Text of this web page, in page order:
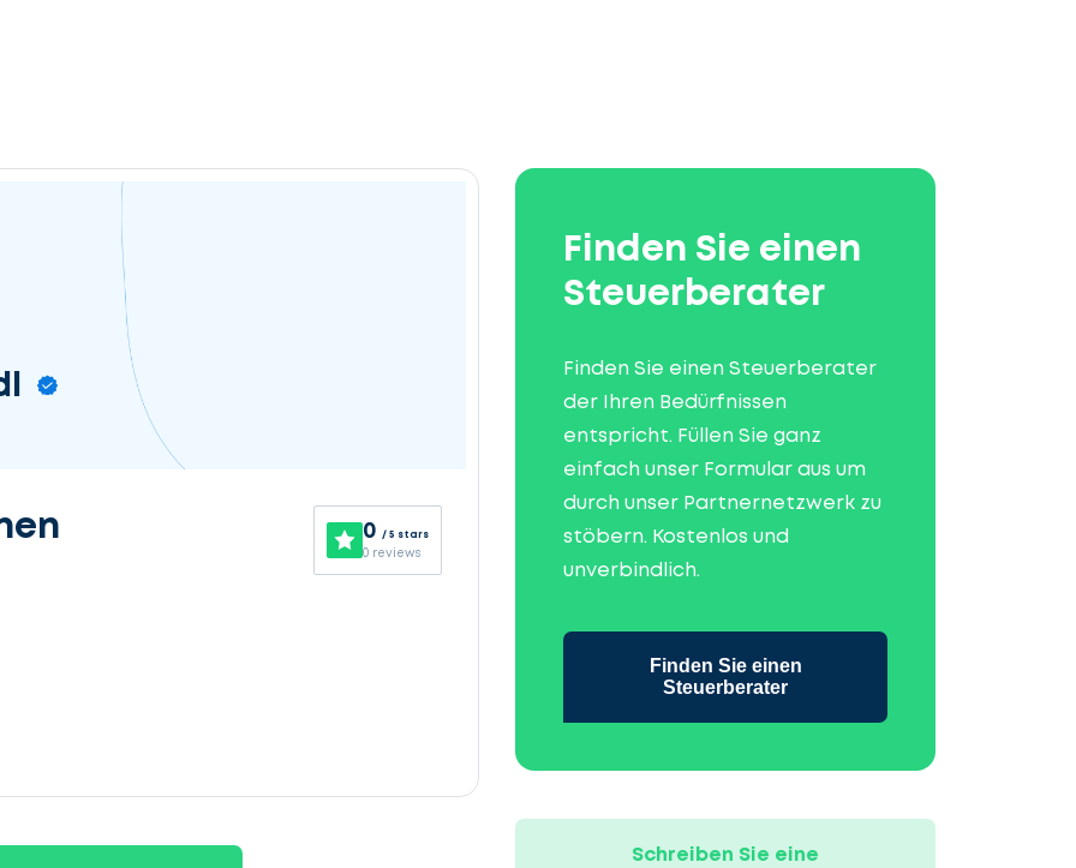
0 / 5 stars
0 reviews
Finden Sie einen
Steuerberater
Finden Sie einen Steuerberater
der Ihren Bedürfnissen
entspricht. Füllen Sie ganz
einfach unser Formular aus um
durch unser Partnernetzwerk zu
stöbern. Kostenlos und
unverbindlich.
Finden Sie einen
Steuerberater
Schreiben Sie eine